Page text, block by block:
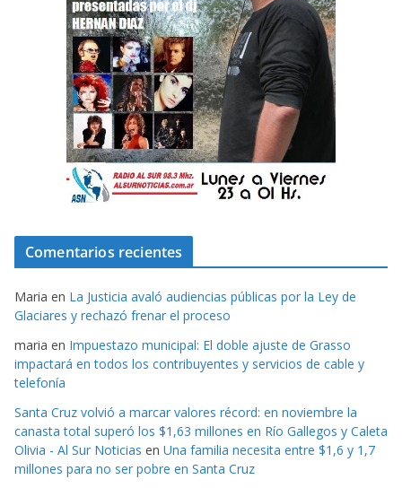
Comentarios recientes
Maria en La Justicia avaló audiencias públicas por la Ley de
Glaciares y rechazó frenar el proceso
maria en Impuestazo municipal: El doble ajuste de Grasso
impactará en todos los contribuyentes y servicios de cable y
telefonía
Santa Cruz volvió a marcar valores récord: en noviembre la
canasta total superó los $1,63 millones en Río Gallegos y Caleta
Olivia - Al Sur Noticias en Una familia necesita entre $1,6 y 1,7
millones para no ser pobre en Santa Cruz